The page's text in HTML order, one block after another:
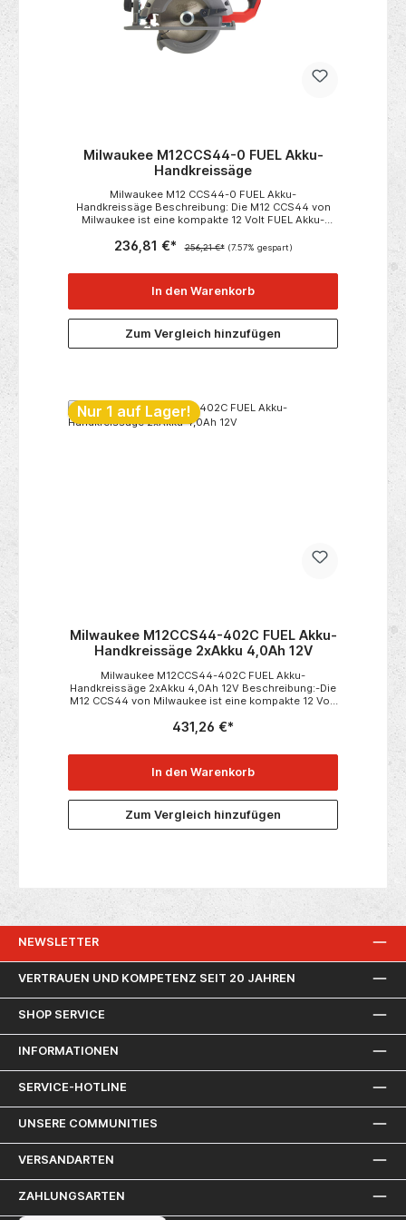
Milwaukee M12CCS44-0 FUEL Akku-
Handkreissäge
Milwaukee M12 CCS44-0 FUEL Akku-
Handkreissäge Beschreibung: Die M12 CCS44 von
Milwaukee ist eine kompakte 12 Volt FUEL Akku-
Schnitttiefe!Gehrungsschnitte sind bis zu einem
Winkel von 50° möglich.Einfacher Sägeblattwechsel
170 Schnitte in 38x89mm Bauholz lassen sich mit
einer Akkuladung machen! Technisches
Datenblatt:Akku-Spannung: 12 VoltLeerlaufdrehzahl:
3.600 U/minMax. Schnitttiefe (90/45°): 44/33
MillimeterSägeblatt-ø: 140 MillimeterSpindel-ø: 20
236,81 €* 256,21 €* (7.57% gespart)
In den Warenkorb
Zum Vergleich hinzufügen
Nur 1 auf Lager!
Milwaukee M12CCS44-402C FUEL Akku-
Handkreissäge 2xAkku 4,0Ah 12V
Milwaukee M12CCS44-402C FUEL Akku-
Handkreissäge 2xAkku 4,0Ah 12V Beschreibung:-Die
M12 CCS44 von Milwaukee ist eine kompakte 12 Volt
Schnitttiefe!-Gehrungsschnitte sind bis zu einem
Winkel von 50° möglich.-Einfacher
Motorbremse.-Bis zu 170 Schnitte in 38x89mm
Bauholz lassen sich mit einer Akkuladung
machen Technisches Datenblatt:- Akku-Spannung:
12 Volt- Akku-Kapazität: 4.0 Ah- Leerlaufdrehzahl:
3.600 U/min- Max. Schnitttiefe (90/45°): 44/33
Parallelanschlag- Transportkoffer
431,26 €*
In den Warenkorb
Zum Vergleich hinzufügen
NEWSLETTER
VERTRAUEN UND KOMPETENZ SEIT 20 JAHREN
SHOP SERVICE
INFORMATIONEN
SERVICE-HOTLINE
UNSERE COMMUNITIES
VERSANDARTEN
ZAHLUNGSARTEN